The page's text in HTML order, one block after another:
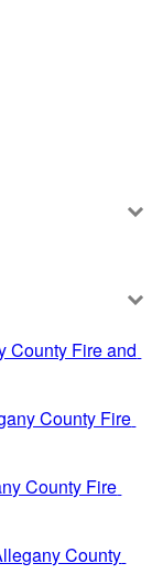
County Fire and
County Fire
County Fire
County